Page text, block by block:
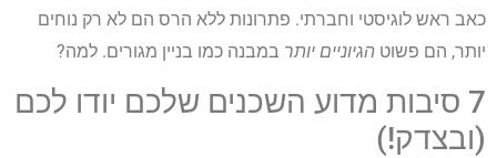
כאב ראש לוגיסטי וחברתי. פתרונות ללא הרס הם לא רק נוחים
יותר, הם פשוט הגיוניים יותר במבנה כמו בניין מגורים. למה?
7 סיבות מדוע השכנים שלכם יודו לכם
(ובצדק!)